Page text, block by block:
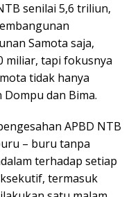
senilai 5,6 triliun,
Samota saja,
miliar, tapi fokusnya
tidak hanya
dan Bima.
APBD NTB
– buru tanpa
terhadap setiap
termasuk